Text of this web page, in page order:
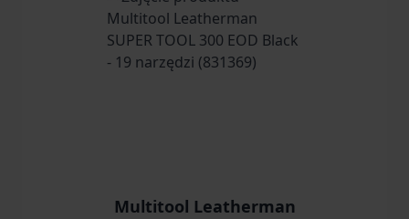
Multitool Leatherman